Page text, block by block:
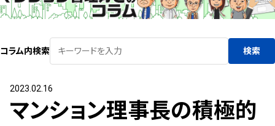
コラム内検索 検索
2023.02.16
マンション理事長の積極的
ご利用の流れ »
サービス一覧
管理組合運営
メルの理事会アドバイザー »